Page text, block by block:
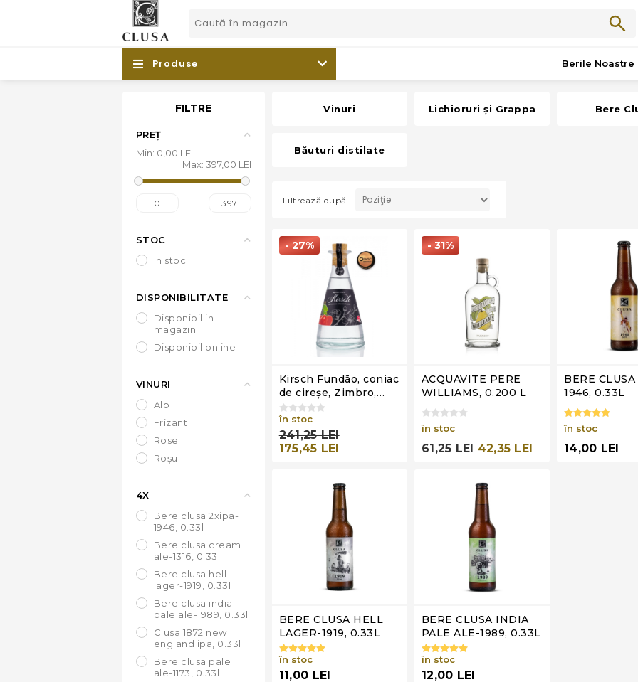
Berile Noastre
Produse
FILTRE
PREȚ
Min: 0,00 LEI
Max: 397,00 LEI
0 397
STOC
in stoc
DISPONIBILITATE
disponibil in
magazin
disponibil online
VINURI
alb
frizant
rose
roșu
4X
bere clusa 2xipa-
1946, 0.33l
bere clusa cream
ale-1316, 0.33l
bere clusa hell
lager-1919, 0.33l
bere clusa india
pale ale-1989, 0.33l
clusa 1872 new
england ipa, 0.33l
bere clusa pale
ale-1173, 0.33l
Vinuri Lichioruri și Grappa Bere
Băuturi distilate
Filtrează după
- 27%
Kirsch Fundão, coniac
de cireşe, Zimbro,
500 ml
în stoc
241,25 LEI
175,45 LEI
- 31%
ACQUAVITE PERE
WILLIAMS, 0.200 L
în stoc
61,25 LEI 42,35 LEI
BERE
1946, 0.33L
în stoc
14,00 LEI
BERE CLUSA HELL
LAGER-1919, 0.33L
în stoc
11,00 LEI
BERE CLUSA INDIA
PALE ALE-1989, 0.33L
în stoc
12,00 LEI